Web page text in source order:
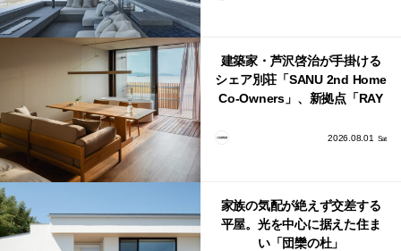
建築家・芦沢啓治が手掛ける
シェア別荘「SANU 2nd Home
Co-Owners」、新拠点「RAY
2026.08.01 Sat
家族の気配が絶えず交差する
平屋。光を中心に据えた住ま
い「団欒の杜」